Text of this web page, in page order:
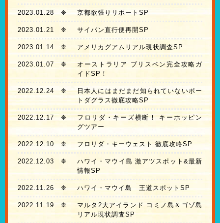
2023.01.28 ❊ 京都欲張りリポートSP
2023.01.21 ❊ サイパン直行便再開SP
2023.01.14 ❊ アメリカグアムリアル現状調査SP
2023.01.07 ❊
オーストラリア ブリスベン完全攻略ガ
イドSP！
2022.12.24❊
日本人にはまだまだ知られていないポー
トダグラス徹底攻略SP
2022.12.17❊
フロリダ・キーズ横断！ キーホッピン
グツアー
2022.12.10 ❊ フロリダ・キーウェスト 徹底攻略SP
2022.12.03 ❊
ハワイ・マウイ島 激アツスポット&最新
情報SP
2022.11.26 ❊ ハワイ・マウイ島 王道スポットSP
2022.11.19 ❊
マルタ2大アイランド コミノ島＆ゴゾ島
リアル現状調査SP